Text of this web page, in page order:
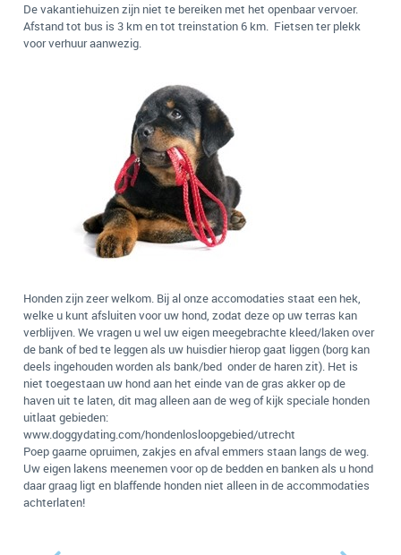
De vakantiehuizen zijn niet te bereiken met het openbaar vervoer.
Afstand tot bus is 3 km en tot treinstation 6 km. Fietsen ter plekk
voor verhuur aanwezig.
Honden zijn zeer welkom. Bij al onze accomodaties staat een hek,
welke u kunt afsluiten voor uw hond, zodat deze op uw terras kan
verblijven. We vragen u wel uw eigen meegebrachte kleed/laken over
de bank of bed te leggen als uw huisdier hierop gaat liggen (borg kan
deels ingehouden worden als bank/bed onder de haren zit). Het is
niet toegestaan uw hond aan het einde van de gras akker op de
haven uit te laten, dit mag alleen aan de weg of kijk speciale honden
uitlaat gebieden:
www.doggydating.com/hondenlosloopgebied/utrecht
Poep gaarne opruimen, zakjes en afval emmers staan langs de weg.
Uw eigen lakens meenemen voor op de bedden en banken als u hond
daar graag ligt en blaffende honden niet alleen in de accommodaties
achterlaten!